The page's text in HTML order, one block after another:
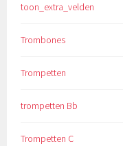
toon_extra_velden
Trombones
Trompetten
trompetten Bb
Trompetten C